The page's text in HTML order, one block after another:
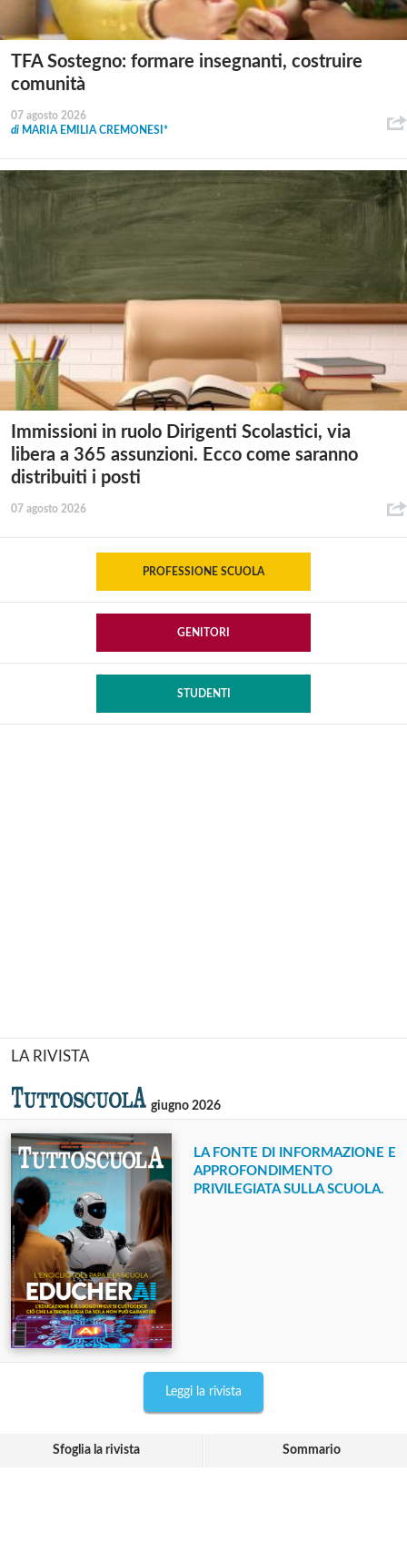
TFA Sostegno: formare insegnanti, costruire
comunità
07 agosto 2026
di MARIA EMILIA CREMONESI*
Immissioni in ruolo Dirigenti Scolastici, via
libera a 365 assunzioni. Ecco come saranno
distribuiti i posti
07 agosto 2026
PROFESSIONE SCUOLA
GENITORI
STUDENTI
LA RIVISTA
giugno 2026
LA FONTE DI INFORMAZIONE E
APPROFONDIMENTO
PRIVILEGIATA SULLA SCUOLA.
Leggi la rivista
Sfoglia la rivista Sommario